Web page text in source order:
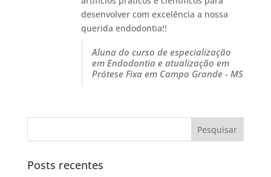
desenvolver com excelência a nossa
querida endodontia!!
Aluna do curso de especialização
em Endodontia e atualização em
Prótese Fixa em Campo Grande - MS
Posts recentes